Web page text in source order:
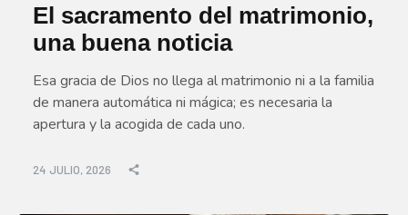
El sacramento del matrimonio,
una buena noticia
Esa gracia de Dios no llega al matrimonio ni a la familia
de manera automática ni mágica; es necesaria la
apertura y la acogida de cada uno.
24 JULIO, 2026